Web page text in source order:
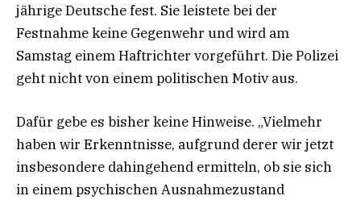
jährige Deutsche fest. Sie leistete bei der
Festnahme keine Gegenwehr und wird am
Samstag einem Haftrichter vorgeführt. Die Polizei
geht nicht von einem politischen Motiv aus.
Dafür gebe es bisher keine Hinweise. „Vielmehr
haben wir Erkenntnisse, aufgrund derer wir jetzt
insbesondere dahingehend ermitteln, ob sie sich
in einem psychischen Ausnahmezustand